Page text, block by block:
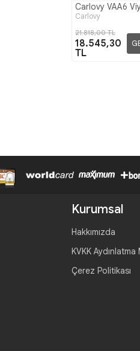
Carlovy VAA6
Carlovy
21.818,00 TL
18.545,30
TL
Kurumsal
Hakkımızda
KVKK Aydınlatma
Çerez Politikası